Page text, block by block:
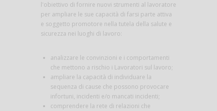
l'obiettivo di fornire nuovi strumenti al lavoratore
per ampliare le sue capacità di farsi parte attiva
e soggetto promotore nella tutela della salute e
sicurezza nei luoghi di lavoro:
analizzare le convinzioni e i comportamenti
che mettono a rischio i Lavoratori sul lavoro;
ampliare la capacità di individuare la
sequenza di cause che possono provocare
infortuni, incidenti e/o mancati incidenti;
comprendere la rete di relazioni che